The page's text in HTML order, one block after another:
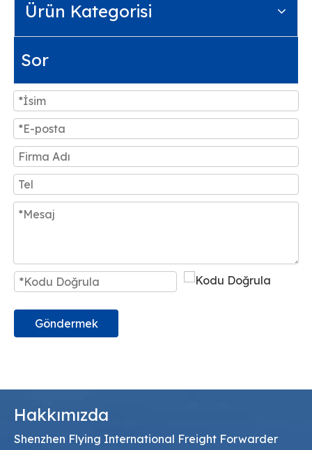
Ürün Kategorisi
Sor
Göndermek
Hakkımızda
Shenzhen Flying International Freight Forwarder